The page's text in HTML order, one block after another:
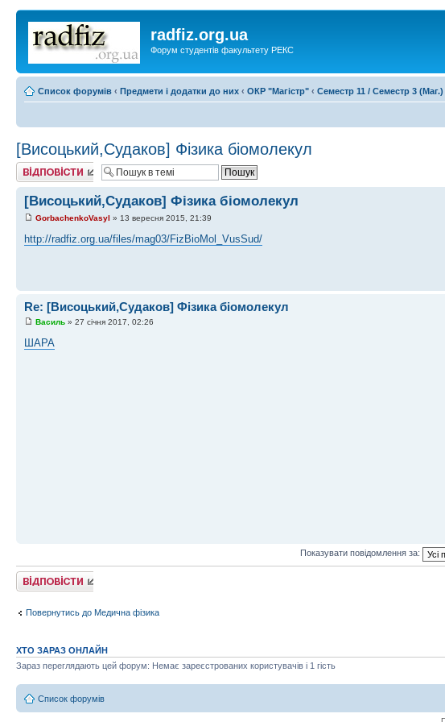
radfiz.org.ua
Форум студентів факультету РЕКС
Список форумів ‹ Предмети і додатки до них ‹ ОКР "Магістр" ‹ Семестр 11 / Семестр 3 (Маг.)
[Висоцький,Судаков] Фізика біомолекул
Відповісти
[Висоцький,Судаков] Фізика біомолекул
GorbachenkoVasyl » 13 вересня 2015, 21:39
http://radfiz.org.ua/files/mag03/FizBioMol_VusSud/
Re: [Висоцький,Судаков] Фізика біомолекул
Василь » 27 січня 2017, 02:26
ШАРА
Показувати повідомлення за:
Відповісти
Повернутись до Медична фізика
ХТО ЗАРАЗ ОНЛАЙН
Зараз переглядають цей форум: Немає зареєстрованих користувачів і 1 гість
Список форумів